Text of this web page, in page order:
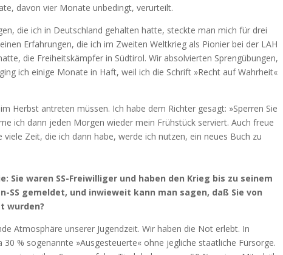
davon vier Monate unbedingt, verurteilt.
die ich in Deutschland gehalten hatte, steckte man mich für drei
Erfahrungen, die ich im Zweiten Weltkrieg als Pionier bei der LAH
die Freiheitskämpfer in Südtirol. Wir absolvierten Sprengübungen,
ich einige Monate in Haft, weil ich die Schrift »Recht auf Wahrheit«
Herbst antreten müssen. Ich habe dem Richter gesagt: »Sperren Sie
ich dann jeden Morgen wieder mein Frühstück serviert. Auch freue
Zeit, die ich dann habe, werde ich nutzen, ein neues Buch zu
Sie waren SS-Freiwilliger und haben den Krieg bis zu seinem
SS gemeldet, und inwieweit kann man sagen, daß Sie von
wurden?
Atmosphäre unserer Jugendzeit. Wir haben die Not erlebt. In
% sogenannte »Ausgesteuerte« ohne jegliche staatliche Fürsorge.